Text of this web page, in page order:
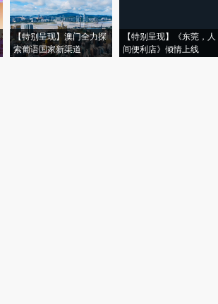
【特别呈现】澳门全力探
索葡语国家新渠道
【特别呈现】《东莞，人
间便利店》倾情上线